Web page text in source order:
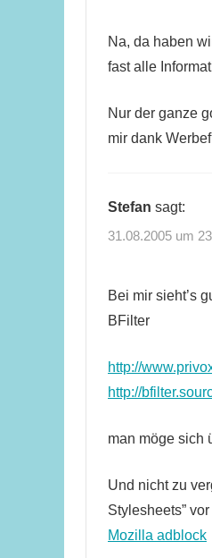
Na, da haben
fast alle
Nur der ganze
mir dank
Stefan sagt:
31.08.2005 um
Bei mir sieht’s
BFilter
http://
http://
man möge sich
Und nicht zu
Stylesheets”
Mozilla adblock